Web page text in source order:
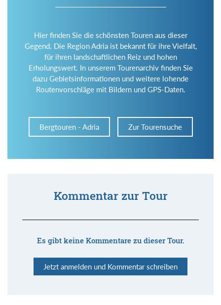
Hier finden Sie die schönsten Touren aus dieser
Gegend. Die Region Adria ist bekannt für ihre Vielfalt,
für ihren landschaftlichen Reiz und hohen
Erholungswert. In unserem Tourenarchiv finden Sie
dazu Gebietsinformationen und weitere lohende
Routenvorschläge mit Bildern und GPS-Daten.
Bergtouren - Adria Zur Tourensuche
Kommentar zur Tour
Es gibt keine Kommentare zu dieser Tour.
Jetzt anmelden und Kommentar schreiben